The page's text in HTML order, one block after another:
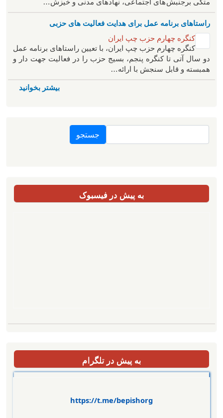
متکی برجنبش های اجتماعی، نهادهای مدنی و خیزش‌…
راستاهای برنامه عمل برای هدایت فعالیت های حزبی
کنگره چهارم حزب چپ ایران
کنگره چهارم حزب چپ ایران، با تعیین راستاهای برنامه عمل
دو سال آتی تا کنگره پنجم، بسیج حزب را در فعالیت جهت دار و
همبسته و قابل سنجش با ارائه…
بیشتر بخوانید
جستجو
به پیش در فیسبوک
به پیش در تلگرام
https://t.me/bepishorg